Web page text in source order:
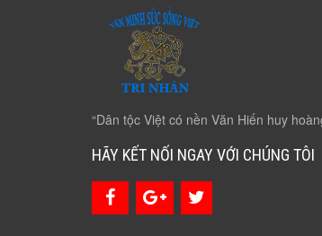
“Dân tộc Việt có nền Văn Hiến huy
HÃY KẾT NỐI NGAY VỚI CHÚNG TÔI